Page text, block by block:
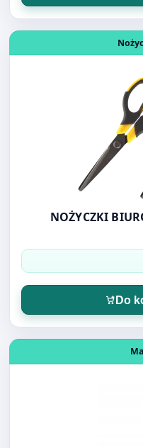
Otwórz produkt:
NOŻYCZKI
Do
Otwórz produkt: